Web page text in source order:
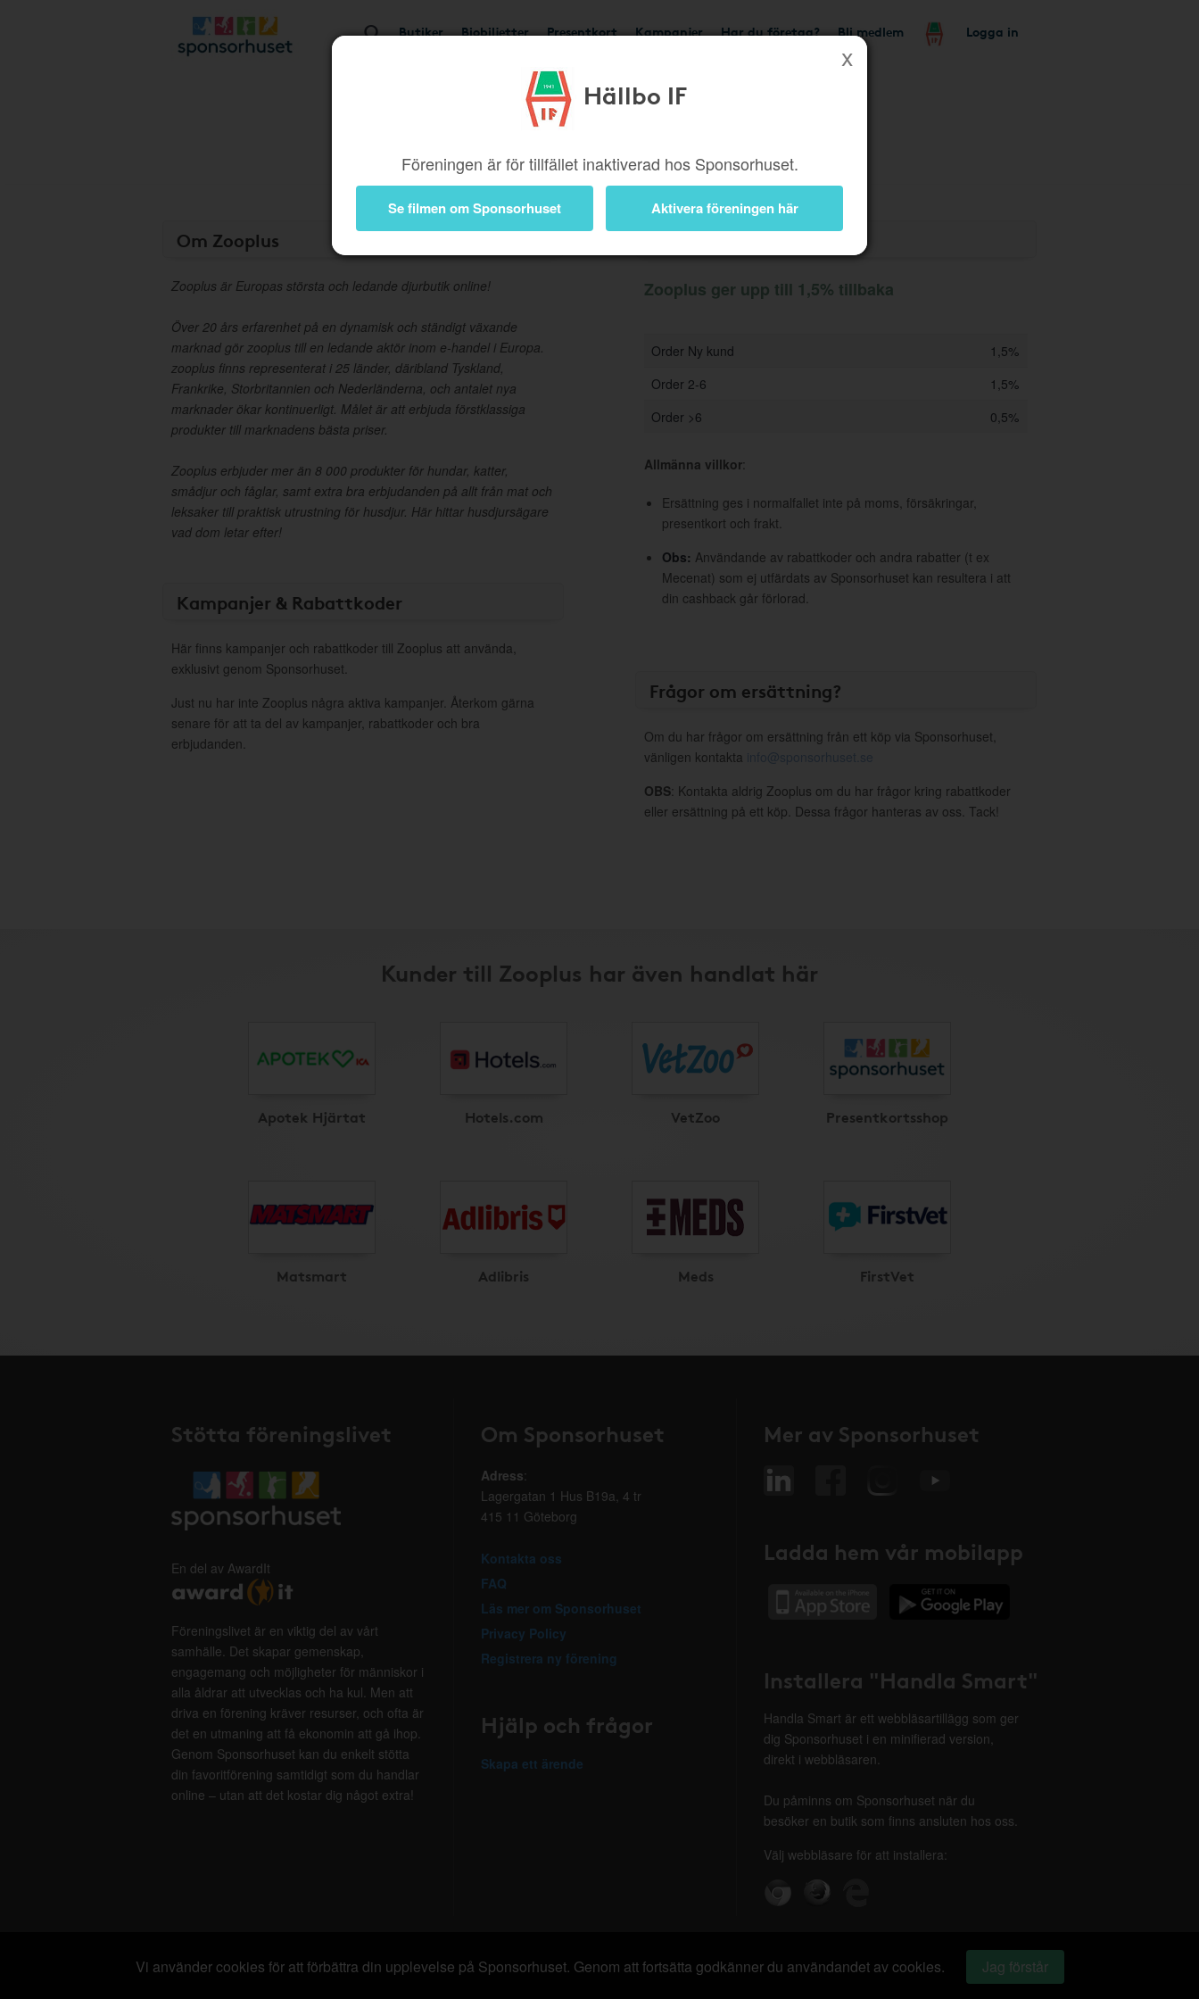
Butiker Biobiljetter Presentkort Kampanjer Har du företag? Bli medlem Logga in
Hällbo IF
Föreningen är för tillfället inaktiverad hos Sponsorhuset.
Se filmen om Sponsorhuset Aktivera föreningen här
Ger upp till 1,5%
Om Zooplus
Zooplus är Europas största och ledande djurbutik online!
Över 20 års erfarenhet på en dynamisk och ständigt växande
marknad gör zooplus till en ledande aktör inom e-handel i Europa.
zooplus finns representerat i 25 länder, däribland Tyskland,
Frankrike, Storbritannien och Nederländerna, och antalet nya
marknader ökar kontinuerligt. Målet är att erbjuda förstklassiga
produkter till marknadens bästa priser.
Zooplus erbjuder mer än 8 000 produkter för hundar, katter,
smådjur och fåglar, samt extra bra erbjudanden på allt från mat och
leksaker till praktisk utrustning för husdjur. Här hittar husdjursägare
vad dom letar efter!
Kampanjer & Rabattkoder
Här finns kampanjer och rabattkoder till Zooplus att använda,
exklusivt genom Sponsorhuset.
Just nu har inte Zooplus några aktiva kampanjer. Återkom gärna
senare för att ta del av kampanjer, rabattkoder och bra
erbjudanden.
Information
Zooplus ger upp till 1,5% tillbaka
Order Ny kund
1,5%
Order 2-6
1,5%
Order >6
0,5%
Allmänna villkor:
Ersättning ges i normalfallet inte på moms, försäkringar,
presentkort och frakt.
Obs: Användande av rabattkoder och andra rabatter (t ex
Mecenat) som ej utfärdats av Sponsorhuset kan resultera i att
din cashback går förlorad.
Frågor om ersättning?
Om du har frågor om ersättning från ett köp via Sponsorhuset,
vänligen kontakta info@sponsorhuset.se
OBS: Kontakta aldrig Zooplus om du har frågor kring rabattkoder
eller ersättning på ett köp. Dessa frågor hanteras av oss. Tack!
Kunder till Zooplus har även handlat här
Apotek Hjärtat Hotels.com VetZoo Presentkortsshop
Matsmart Adlibris Meds FirstVet
Stötta föreningslivet
En del av AwardIt
Föreningslivet är en viktig del av vårt
samhälle. Det skapar gemenskap,
engagemang och möjligheter för människor i
alla åldrar att utvecklas och ha kul. Men att
driva en förening kräver resurser, och ofta är
det en utmaning att få ekonomin att gå ihop.
Genom Sponsorhuset kan du enkelt stötta
din favoritförening samtidigt som du handlar
online – utan att det kostar dig något extra!
Om Sponsorhuset
Adress:
Lagergatan 1 Hus B19a, 4 tr
415 11 Göteborg
Kontakta oss
FAQ
Läs mer om Sponsorhuset
Privacy Policy
Registrera ny förening
Hjälp och frågor
Skapa ett ärende
Mer av Sponsorhuset
Ladda hem vår mobilapp
Installera "Handla Smart"
Handla Smart är ett webbläsartillägg som ger
dig Sponsorhuset i en minifierad version,
direkt i webbläsaren.
Du påminns om Sponsorhuset när du
besöker en butik som finns ansluten hos oss.
Välj webbläsare för att installera:
Vi använder cookies för att förbättra din upplevelse på Sponsorhuset. Genom att fortsätta godkänner du användandet av cookies. Jag förstår